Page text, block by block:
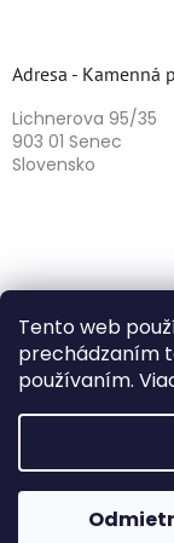
Tento web
prechádzaním
používaním.
Adresa - Kamenná
Lichnerova 95/35
903 01 Senec
Slovensko
Copyright